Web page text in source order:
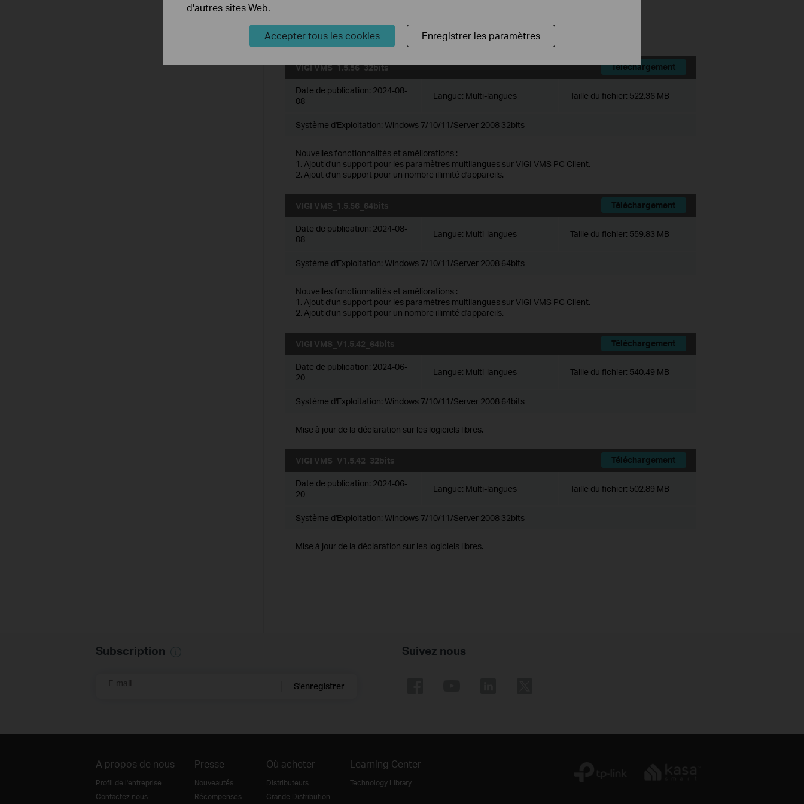
7. Added support for DDNS.
8. Optimized multiple levels of site, support up to 10 levels.
VIGI VMS_1.5.56_32bits Téléchargement
Date de publication: 2024-08-
08
Langue: Multi-langues Taille du fichier: 522.36 MB
Système d'Exploitation: Windows 7/10/11/Server 2008 32bits
Nouvelles fonctionnalités et améliorations :
1. Ajout d'un support pour les paramètres multilangues sur VIGI VMS PC Client.
2. Ajout d'un support pour un nombre illimité d'appareils.
VIGI VMS_1.5.56_64bits Téléchargement
Date de publication: 2024-08-
08
Langue: Multi-langues Taille du fichier: 559.83 MB
Système d'Exploitation: Windows 7/10/11/Server 2008 64bits
Nouvelles fonctionnalités et améliorations :
1. Ajout d'un support pour les paramètres multilangues sur VIGI VMS PC Client.
2. Ajout d'un support pour un nombre illimité d'appareils.
VIGI VMS_V1.5.42_64bits Téléchargement
Date de publication: 2024-06-
20
Langue: Multi-langues Taille du fichier: 540.49 MB
Système d'Exploitation: Windows 7/10/11/Server 2008 64bits
Mise à jour de la déclaration sur les logiciels libres.
VIGI VMS_V1.5.42_32bits Téléchargement
Date de publication: 2024-06-
20
Langue: Multi-langues Taille du fichier: 502.89 MB
Système d'Exploitation: Windows 7/10/11/Server 2008 32bits
Mise à jour de la déclaration sur les logiciels libres.
Subscription
E-mail S'enregistrer
Suivez nous
A propos de nous
Profil de l'entreprise
Contactez nous
Presse
Nouveautés
Récompenses
Où acheter
Distributeurs
Grande Distribution
Learning Center
Technology Library
d'autres sites Web.
Accepter tous les cookies Enregistrer les paramètres